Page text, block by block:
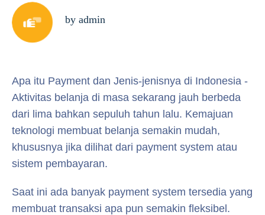
by admin
Apa itu Payment dan Jenis-jenisnya di Indonesia -
Aktivitas belanja di masa sekarang jauh berbeda
dari lima bahkan sepuluh tahun lalu. Kemajuan
teknologi membuat belanja semakin mudah,
khususnya jika dilihat dari payment system atau
sistem pembayaran.
Saat ini ada banyak payment system tersedia yang
membuat transaksi apa pun semakin fleksibel.